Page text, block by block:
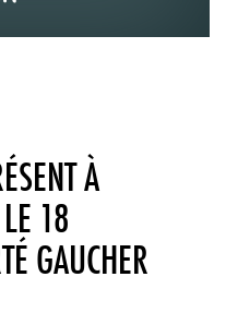
À
18
GAUCHER